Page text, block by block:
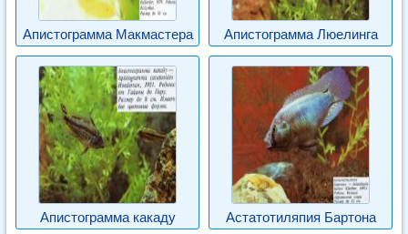
Апистограмма Макмастера Апистограмма Люелинга
Апистограмма какаду Астатотиляпия Бартона